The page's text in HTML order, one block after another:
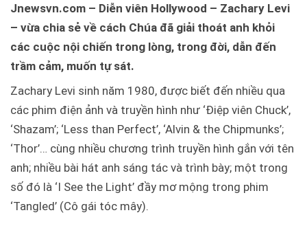
Jnewsvn.com – Diễn viên Hollywood – Zachary Levi
– vừa chia sẻ về cách Chúa đã giải thoát anh khỏi
các cuộc nội chiến trong lòng, trong đời, dẫn đến
trầm cảm, muốn tự sát.
Zachary Levi sinh năm 1980, được biết đến nhiều qua
các phim điện ảnh và truyền hình như ‘Điệp viên Chuck’,
‘Shazam’; ‘Less than Perfect’, ‘Alvin & the Chipmunks’;
‘Thor’… cùng nhiều chương trình truyền hình gắn với tên
anh; nhiều bài hát anh sáng tác và trình bày; một trong
số đó là ‘I See the Light’ đầy mơ mộng trong phim
‘Tangled’ (Cô gái tóc mây).